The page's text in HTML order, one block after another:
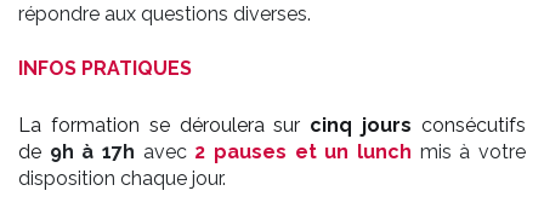
répondre aux questions diverses.
INFOS PRATIQUES
La formation se déroulera sur cinq jours consécutifs
de 9h à 17h avec 2 pauses et un lunch mis à votre
disposition chaque jour.